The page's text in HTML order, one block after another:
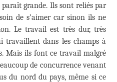
grande. Ils sont reliés par
de s’aimer car sinon ils ne
Le travail est très dur, très
travaillent dans les champs à
Mais ils font ce travail malgré
de concurrence venant
du nord du pays, même si ce